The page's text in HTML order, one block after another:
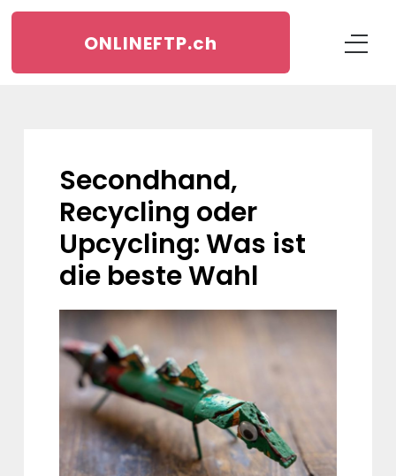
ONLINEFTP.ch
Secondhand,
Recycling oder
Upcycling: Was ist
die beste Wahl